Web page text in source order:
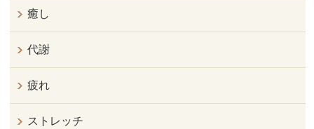
癒し
代謝
疲れ
ストレッチ